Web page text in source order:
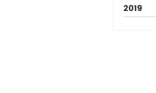
2019